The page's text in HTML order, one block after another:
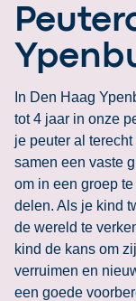
In Den Haag
tot 4 jaar in onze
je peuter al
samen een vaste
om in een groep
delen. Als je kind
de wereld te
kind de kans om
verruimen en
een goede